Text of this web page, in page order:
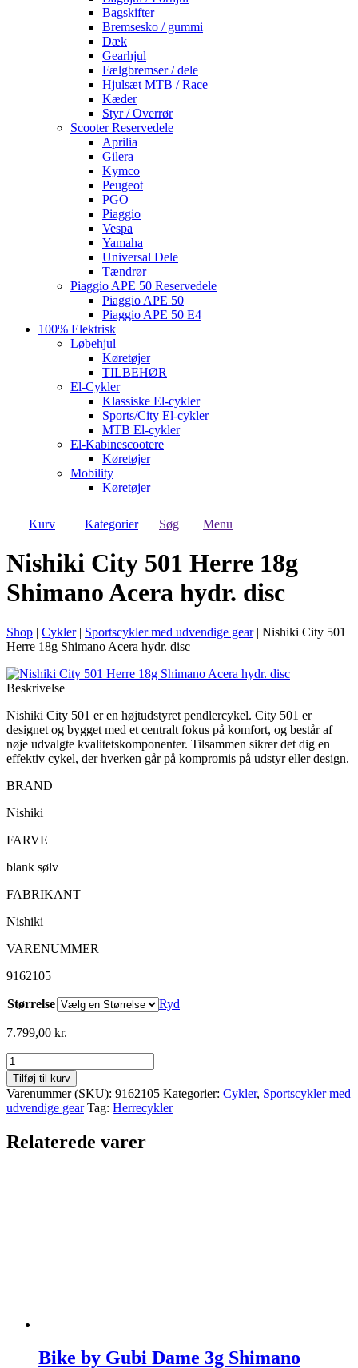
Bagskifter
Bremsesko / gummi
Dæk
Gearhjul
Fælgbremser / dele
Hjulsæt MTB / Race
Kæder
Styr / Overrør
Scooter Reservedele
Aprilia
Gilera
Kymco
Peugeot
PGO
Piaggio
Vespa
Yamaha
Universal Dele
Tændrør
Piaggio APE 50 Reservedele
Piaggio APE 50
Piaggio APE 50 E4
100% Elektrisk
Løbehjul
Køretøjer
TILBEHØR
El-Cykler
Klassiske El-cykler
Sports/City El-cykler
MTB El-cykler
El-Kabinescootere
Køretøjer
Mobility
Køretøjer
Kurv Kategorier Søg Menu
Nishiki City 501 Herre 18g
Shimano Acera hydr. disc
Shop | Cykler| Sportscykler med udvendige gear| Nishiki City 501
Herre 18g Shimano Acera hydr. disc
Beskrivelse
Nishiki City 501 er en højtudstyret pendlercykel. City 501 er
designet og bygget med et centralt fokus på komfort, og består af
nøje udvalgte kvalitetskomponenter. Tilsammen sikrer det dig en
effektiv cykel, der hverken går på kompromis på udstyr eller design.
BRAND
Nishiki
FARVE
blank sølv
FABRIKANT
Nishiki
VARENUMMER
9162105
Størrelse Ryd
7.799,00 kr.
Nishiki
City
501
Herre
18g
Acera
Tilføj til kurv
Varenummer (SKU): 9162105 Kategorier: Cykler, Sportscykler med
udvendige gear Tag: Herrecykler
Relaterede varer
Bike by Gubi Dame 3g Shimano